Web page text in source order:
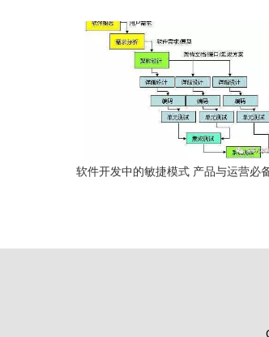
软件开发中的敏捷模式 产品与运营必